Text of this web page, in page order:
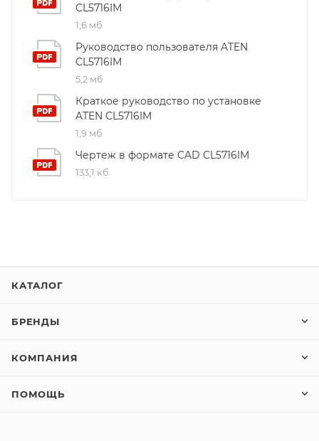
CL5716IM
1,6 мб
Руководство пользователя ATEN
CL5716IM
5,2 мб
Краткое руководство по установке
ATEN CL5716IM
1,9 мб
Чертеж в формате CAD CL5716IM
133,1 кб
КАТАЛОГ
БРЕНДЫ
КОМПАНИЯ
ПОМОЩЬ